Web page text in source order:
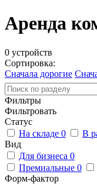
Аренда
0 устройств
Сортировка:
Сначала дорогие
Фильтры
Фильтровать
Статус
На складе 0 В
Вид
Для бизнеса 0
Премиальные 0
Форм-фактор